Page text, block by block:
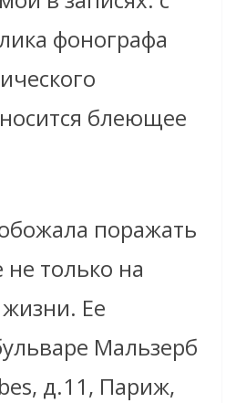
фонографа
блеющее
поражать
только на
Ее
Мальзерб
д.11, Париж,